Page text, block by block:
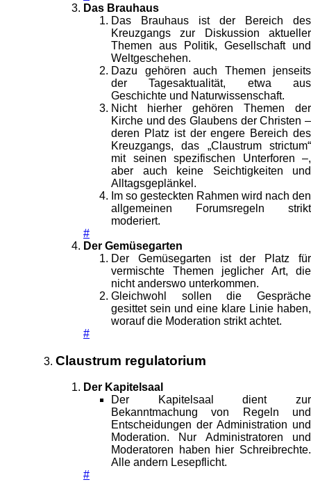
Das Brauhaus
Das Brauhaus ist der Bereich des
Kreuzgangs zur Diskussion aktueller
Themen aus Politik, Gesellschaft und
Weltgeschehen.
Dazu gehören auch Themen jenseits
der Tagesaktualität, etwa aus
Geschichte und Naturwissenschaft.
Nicht hierher gehören Themen der
Kirche und des Glaubens der Christen –
deren Platz ist der engere Bereich des
Kreuzgangs, das „Claustrum strictum“
mit seinen spezifischen Unterforen –,
aber auch keine Seichtigkeiten und
Alltagsgeplänkel.
Im so gesteckten Rahmen wird nach den
allgemeinen Forumsregeln strikt
moderiert.
#
Der Gemüsegarten
Der Gemüsegarten ist der Platz für
vermischte Themen jeglicher Art, die
nicht anderswo unterkommen.
Gleichwohl sollen die Gespräche
gesittet sein und eine klare Linie haben,
worauf die Moderation strikt achtet.
#
Claustrum regulatorium
Der Kapitelsaal
Der Kapitelsaal dient zur
Bekanntmachung von Regeln und
Entscheidungen der Administration und
Moderation. Nur Administratoren und
Moderatoren haben hier Schreibrechte.
Alle andern Lesepflicht.
#